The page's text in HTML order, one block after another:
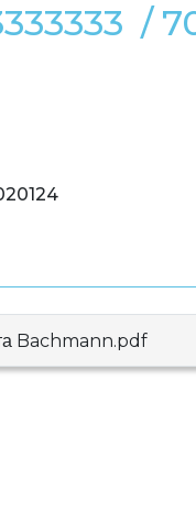
/
Bachmann.pdf